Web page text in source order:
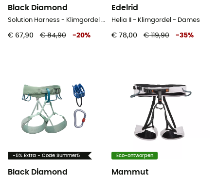
Black Diamond
€ 67,90 € 84,90 -20%
Edelrid
Helia II - Klimgordel - Dames
€ 78,00 € 119,90 -35%
-5% Extra - Code Summer5
Black Diamond
Eco-ontworpen
Mammut